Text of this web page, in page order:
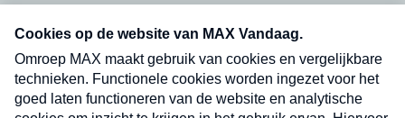
Neem hier een gratis abonnement op onze
nieuwsbrief. Elke vrijdag- en dinsdagochtend in
uw mailbox.
Verzend